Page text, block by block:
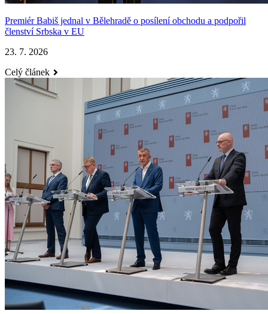
Premiér Babiš jednal v Bělehradě o posílení obchodu a podpořil
členství Srbska v EU
23. 7. 2026
Celý článek